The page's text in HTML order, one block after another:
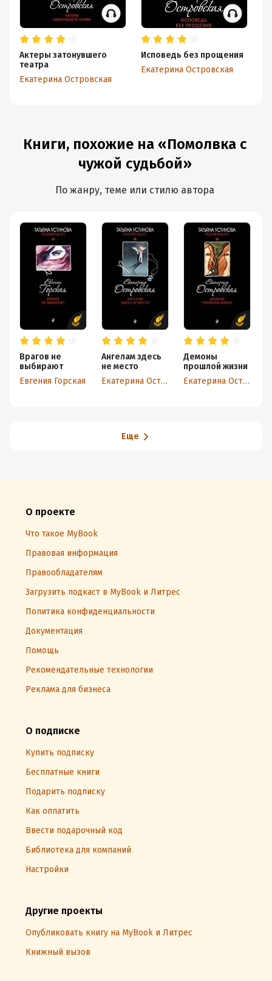
Актеры затонувшего
театра
Екатерина Островская
Исповедь без прощения
Екатерина Островская
Книги, похожие на «Помолвка с
чужой судьбой»
По жанру, теме или стилю автора
Врагов не
выбирают
Евгения Горская
Ангелам здесь
не место
Екатерина Островская
Демоны
прошлой жизни
Екатерина Островская
Еще
О проекте
Что такое MyBook
Правовая информация
Правообладателям
Загрузить подкаст в MyBook и Литрес
Политика конфиденциальности
Документация
Помощь
Рекомендательные технологии
Реклама для бизнеса
О подписке
Купить подписку
Бесплатные книги
Подарить подписку
Как оплатить
Ввести подарочный код
Библиотека для компаний
Настройки
Другие проекты
Опубликовать книгу на MyBook и Литрес
Книжный вызов